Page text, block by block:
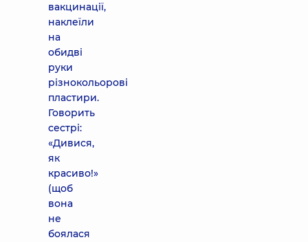
вакцинації,
наклеїли
на
обидві
руки
різнокольорові
пластири.
Говорить
сестрі:
«Дивися,
як
красиво!»
(щоб
вона
не
боялася